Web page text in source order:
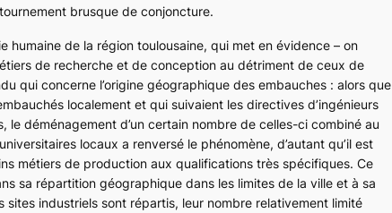
brusque de conjoncture.
humaine de la région toulousaine, qui met en évidence – on
de recherche et de conception au détriment de ceux de
qui concerne l’origine géographique des embauches : alors que
localement et qui suivaient les directives d’ingénieurs
le déménagement d’un certain nombre de celles-ci combiné au
locaux a renversé le phénomène, d’autant qu’il est
métiers de production aux qualifications très spécifiques. Ce
sa répartition géographique dans les limites de la ville et à sa
industriels sont répartis, leur nombre relativement limité